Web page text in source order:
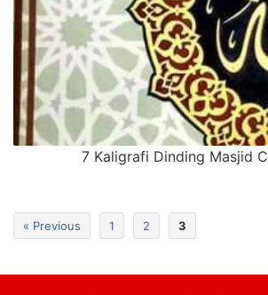
7 Kaligrafi Dinding Masjid
« Previous 1 2 3